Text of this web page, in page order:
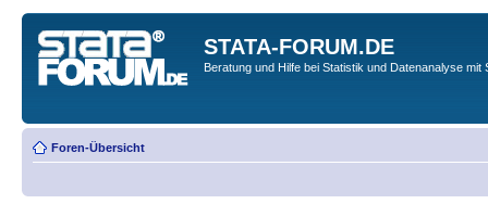
STATA-FORUM.DE
Beratung und Hilfe bei Statistik und Datenanalyse mit
Foren-Übersicht